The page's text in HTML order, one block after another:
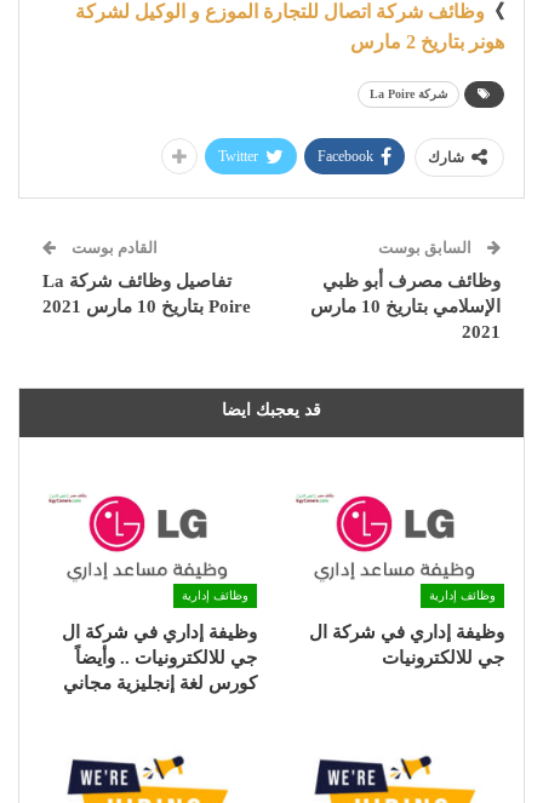
》 وظائف شركة اتصال للتجارة الموزع و الوكيل لشركة
هونر بتاريخ 2 مارس
شركة La Poire
شارك Facebook
Twitter
السابق بوست
وظائف مصرف أبو ظبي
الإسلامي بتاريخ 10 مارس
2021
القادم بوست
تفاصيل وظائف شركة La
Poire بتاريخ 10 مارس 2021
قد يعجبك ايضا
وظائف إدارية
وظيفة إداري في شركة ال
جي للالكترونيات
وظائف إدارية
وظيفة إداري في شركة ال
جي للالكترونيات .. وأيضاً
كورس لغة إنجليزية مجاني